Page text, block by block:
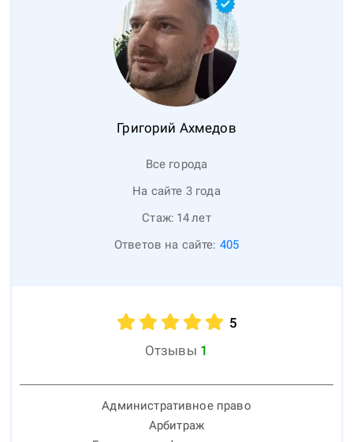
Григорий Ахмедов
Все города
На сайте 3 года
Стаж: 14лет
Ответов на сайте: 405
5
Отзывы 1
Административное право
Арбитраж